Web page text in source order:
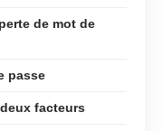
de mot de
passe
facteurs